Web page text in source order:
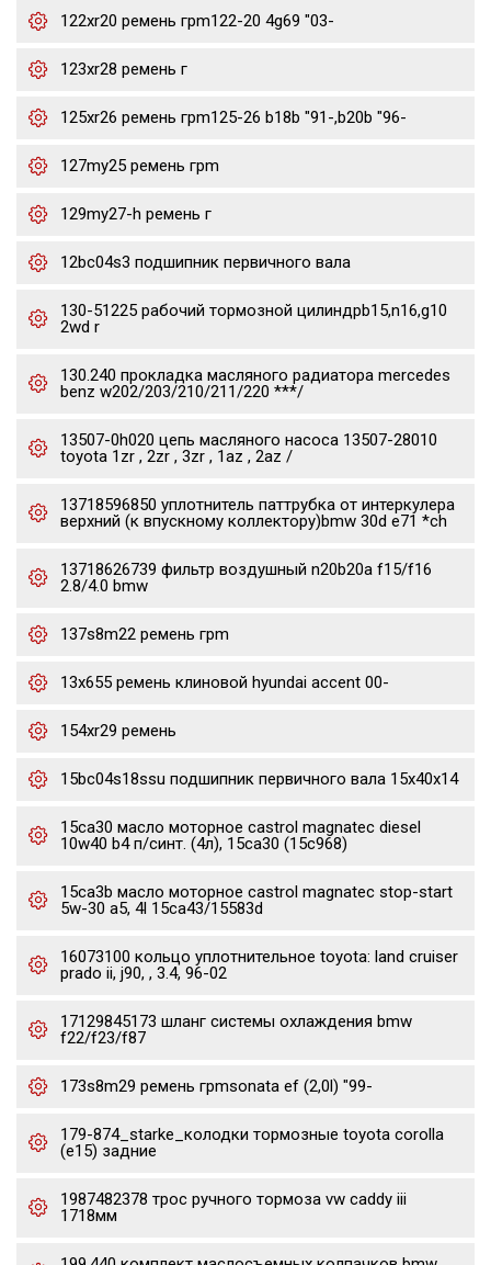
122xr20 ремень грm122-20 4g69 "03-
123xr28 ремень г
125xr26 ремень грm125-26 b18b "91-,b20b "96-
127my25 ремень грm
129my27-h ремень г
12bc04s3 подшипник первичного вала
130-51225 рабочий тормозной цилиндрb15,n16,g10
2wd r
130.240 прокладка масляного радиатора mercedes
benz w202/203/210/211/220 ***/
13507-0h020 цепь масляного насоса 13507-28010
toyota 1zr , 2zr , 3zr , 1az , 2az /
13718596850 уплотнитель паттрубка от интеркулера
верхний (к впускному коллектору)bmw 30d e71 *ch
13718626739 фильтр воздушный n20b20a f15/f16
2.8/4.0 bmw
137s8m22 ремень грm
13x655 ремень клиновой hyundai accent 00-
154xr29 ремень
15bc04s18ssu подшипник первичного вала 15x40x14
15ca30 масло моторное castrol magnatec diesel
10w40 b4 п/синт. (4л), 15ca30 (15c968)
15ca3b масло моторное castrol magnatec stop-start
5w-30 a5, 4l 15ca43/15583d
16073100 кольцо уплотнительное toyota: land cruiser
prado ii, j90, , 3.4, 96-02
17129845173 шланг системы охлаждения bmw
f22/f23/f87
173s8m29 ремень грmsonata ef (2,0l) "99-
179-874_starke_колодки тормозные toyota corolla
(e15) задние
1987482378 трос ручного тормоза vw caddy iii
1718мм